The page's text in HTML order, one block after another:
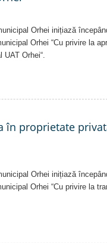
Orhei inițiază
Orhei “Cu privire la
UAT Orhei“.
în proprietate
Orhei inițiază
Orhei “Cu privire la